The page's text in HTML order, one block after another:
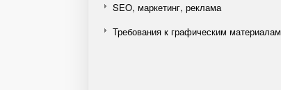
SEO, маркетинг, реклама
Требования к графическим материалам